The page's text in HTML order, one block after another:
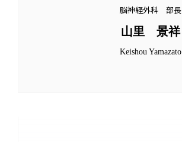
脳神経外科 部長
山里 景祥
Keishou Yamazato